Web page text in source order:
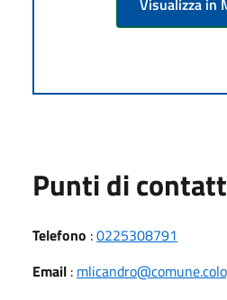
Punti di
Telefono :0225308791
Email :